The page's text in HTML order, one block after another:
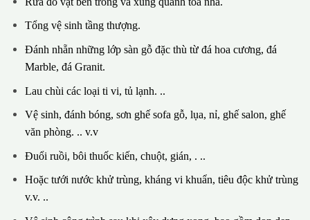
Tổng vệ sinh tầng thượng.
Đánh nhẵn những lớp sàn gỗ đặc thù từ đá hoa cương, đá
Marble, đá Granit.
Lau chùi các loại ti vi, tủ lạnh. ..
Vệ sinh, đánh bóng, sơn ghế sofa gỗ, lụa, nỉ, ghế salon, ghế
văn phòng. .. v.v
Đuổi ruồi, bôi thuốc kiến, chuột, gián, . ..
Hoặc tưới nước khử trùng, kháng vi khuẩn, tiêu độc khử trùng
v.v. ..